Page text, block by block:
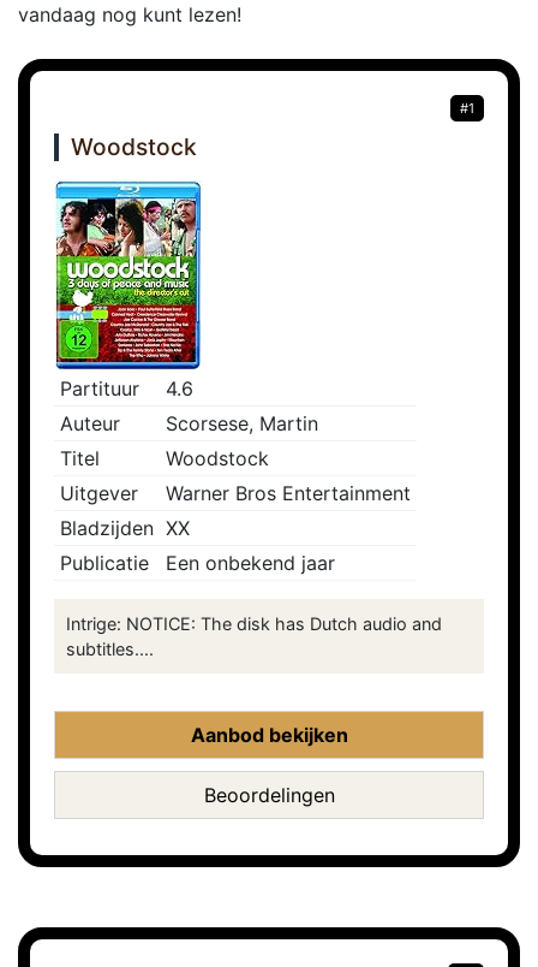
vandaag nog kunt lezen!
#1
Woodstock
Partituur
4.6
Auteur
Scorsese, Martin
Titel
Woodstock
Uitgever
Warner Bros Entertainment
Bladzijden XX
Publicatie
Een onbekend jaar
Intrige: NOTICE: The disk has Dutch audio and
subtitles....
Aanbod bekijken
Beoordelingen